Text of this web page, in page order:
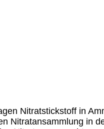
Nitratstickstoff in
Nitratansammlung in